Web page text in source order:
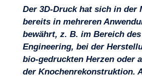
Branchen
Der 3D-Druck hat sich in der
bereits in mehreren
bewährt, z. B. im Bereich
Engineering, bei der
bio-gedruckten Herzen oder
der Knochenrekonstruktion.